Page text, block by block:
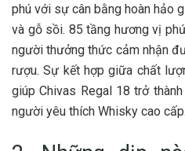
phú với sự cân bằng hoàn hảo
và gỗ sồi. 85 tầng hương vị
người thưởng thức cảm nhận
rượu. Sự kết hợp giữa chất
giúp Chivas Regal 18 trở
người yêu thích Whisky cao cấp.